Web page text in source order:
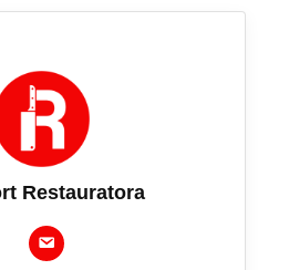
Restauratora